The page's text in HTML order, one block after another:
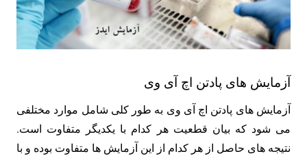
آزمایش های پادتن اچ آی وی
آزمایش های پادتن اچ آی وی به طور کلی شامل موارد مختلفی
می شود که بیان قطعیت هر کدام با یکدیگر متفاوت است.
نتیجه های حاصل از هر کدام از این آزمایش ها متفاوت بوده و با